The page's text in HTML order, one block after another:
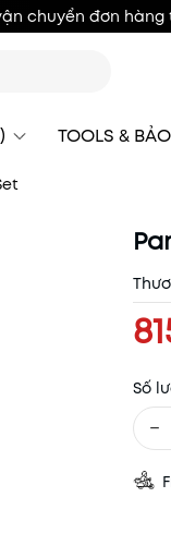
chuyển đơn hàng
TOOLS &
Số
−